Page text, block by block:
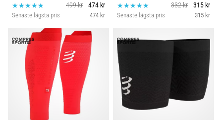
499 kr
474 kr
Senaste lägsta pris 474 kr
332 kr
315 kr
Senaste lägsta pris 315 kr